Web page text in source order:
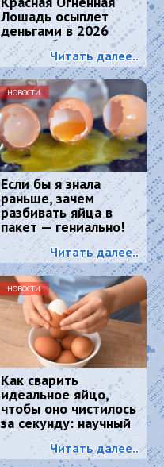
Лошадь осыплет
деньгами в 2026
году: 4 баловня
Судьбы Читать далее..
НОВОСТИ
Если бы я знала
раньше, зачем
разбивать яйца в
пакет — гениально!
Читать далее..
НОВОСТИ
Как сварить
идеальное яйцо,
чтобы оно чистилось
за секунду: научный
метод, основанный
на физикеЧитать далее..